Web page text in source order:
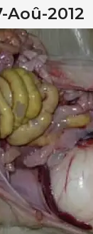
Aoû-2012